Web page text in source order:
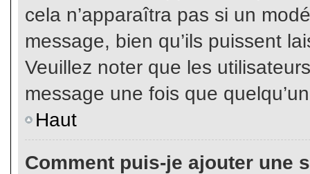
cela n’apparaîtra pas si un
message, bien qu’ils puissent
Veuillez noter que les
message une fois que
Haut
Comment puis-je ajouter une